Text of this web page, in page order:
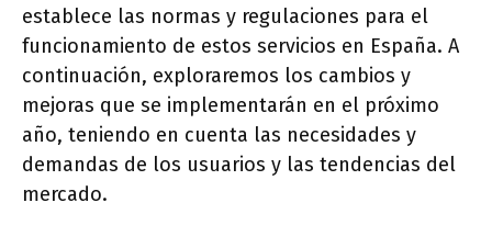
establece las normas y regulaciones para el
funcionamiento de estos servicios en España. A
continuación, exploraremos los cambios y
mejoras que se implementarán en el próximo
año, teniendo en cuenta las necesidades y
demandas de los usuarios y las tendencias del
mercado.